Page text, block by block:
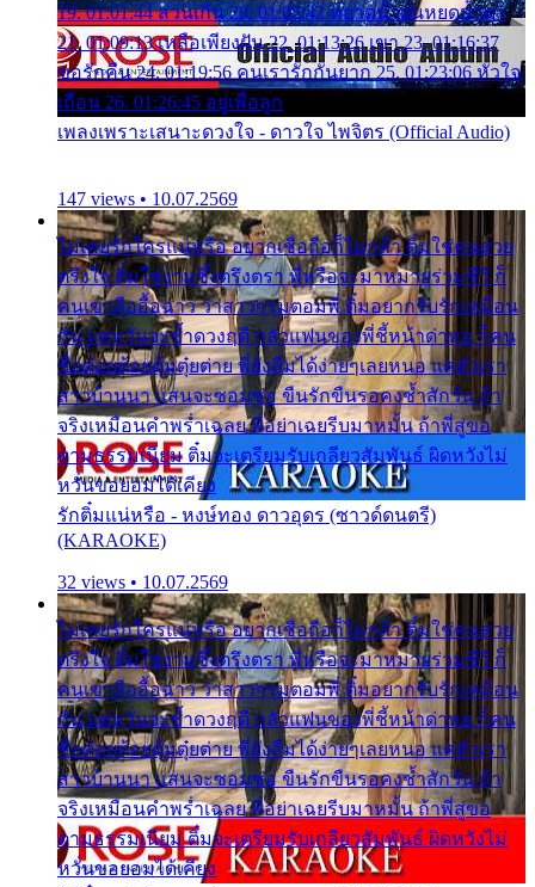
19. 01:01:44 ส่วนเกิน 20. 01:05:42 หยาดน้ำฝนหยดน้ำตา
21. 01:09:13 เหลือเพียงฝัน 22. 01:13:26 เขา 23. 01:16:37
ขอรักคืน 24. 01:19:56 คนเรารักกันยาก 25. 01:23:06 หัวใจ
เถื่อน 26. 01:26:45 อยู่เพื่อลูก
เพลงเพราะเสนาะดวงใจ - ดาวใจ ไพจิตร (Official Audio)
147 views • 10.07.2569
ไม่เคยรักใครแน่หรือ อยากเชื่อถือก็ไม่กล้า ติ๋มใช่คนสวย
ตรึงใจ ติ๋มใช่งามซึ้งตรึงตรา พี่หรือจะมาหมายร่วมชีวี ก็
คนเขาลืออื้อฉาว ว่าสาวๆรุมตอมพี่ ติ๋มอยากรับรักเหมือน
กัน แต่หวั่นจะช้ำดวงฤดี กลัวแฟนของพี่ชี้หน้าด่าทอ ก็คน
ชื่อต๋อยต้อยตุ้มตุ๋ยต่าย พี่ยังลืมได้ง่ายๆเลยหนอ แค่ตัวเรา
สาวบ้านนา แสนจะซอมซ่อ ขืนรักขืนรอคงช้ำสักวัน ถ้า
จริงเหมือนคำพร่ำเฉลย พี่อย่าเฉยรีบมาหมั้น ถ้าพี่สู่ขอ
ตามธรรมเนียม ติ๋มจะเตรียมรับเกลียวสัมพันธ์ ผิดหวังไม่
หวั่นขอยอมได้เคียง
รักติ๋มแน่หรือ - หงษ์ทอง ดาวอุดร (ซาวด์ดนตรี)
(KARAOKE)
32 views • 10.07.2569
ไม่เคยรักใครแน่หรือ อยากเชื่อถือก็ไม่กล้า ติ๋มใช่คนสวย
ตรึงใจ ติ๋มใช่งามซึ้งตรึงตรา พี่หรือจะมาหมายร่วมชีวี ก็
คนเขาลืออื้อฉาว ว่าสาวๆรุมตอมพี่ ติ๋มอยากรับรักเหมือน
กัน แต่หวั่นจะช้ำดวงฤดี กลัวแฟนของพี่ชี้หน้าด่าทอ ก็คน
ชื่อต๋อยต้อยตุ้มตุ๋ยต่าย พี่ยังลืมได้ง่ายๆเลยหนอ แค่ตัวเรา
สาวบ้านนา แสนจะซอมซ่อ ขืนรักขืนรอคงช้ำสักวัน ถ้า
จริงเหมือนคำพร่ำเฉลย พี่อย่าเฉยรีบมาหมั้น ถ้าพี่สู่ขอ
ตามธรรมเนียม ติ๋มจะเตรียมรับเกลียวสัมพันธ์ ผิดหวังไม่
หวั่นขอยอมได้เคียง